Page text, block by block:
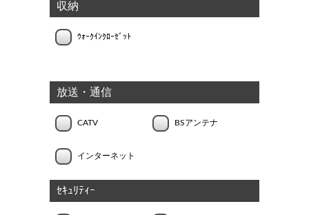
収納
ｳｫｰｸｲﾝｸﾛｰｾﾞｯﾄ
放送・通信
CATV BSアンテナ
インターネット
ｾｷｭﾘﾃｨｰ